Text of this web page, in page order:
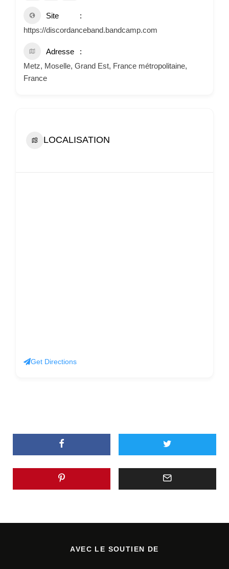
Site
https://discordanceband.bandcamp.com
Adresse
Metz, Moselle, Grand Est, France métropolitaine,
France
LOCALISATION
Get Directions
AVEC LE SOUTIEN DE